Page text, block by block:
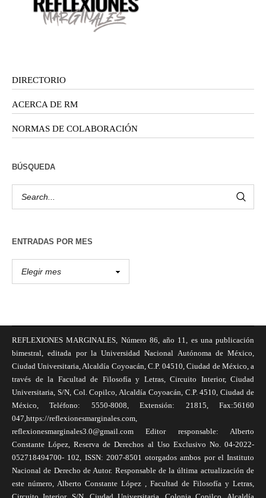
DIRECTORIO
ACERCA DE RM
NORMAS DE COLABORACIÓN
BÚSQUEDA
ENTRADAS POR MES
REFLEXIONES MARGINALES, Número 86, año 11, es una publicación
bimestral, editada por la Universidad Nacional Autónoma de México,
Ciudad Universitaria, Alcaldía Coyoacán, C.P. 04510, Ciudad de México, a
través de la Facultad de Filosofía y Letras, Circuito Interior, Ciudad
Universitaria, S/N, Col. Copilco, Alcaldía Coyoacán, C.P. 4510, Ciudad de
México, Teléfono: 5550-8008, Extensión: 21815, Fax:56160
047,https://reflexionesmarginales.com,
reflexionesmarginales3.0@gmail.com Editor responsable: Alberto
Constante López, Reserva de Derechos al Uso Exclusivo No. 04-2022-
052718494700- 102, ISSN: 2007-8501 otorgados ambos por el Instituto
Nacional de Derecho de Autor. Responsable de la última actualización de
este número, Alberto Constante López , Facultad de Filosofía y Letras,